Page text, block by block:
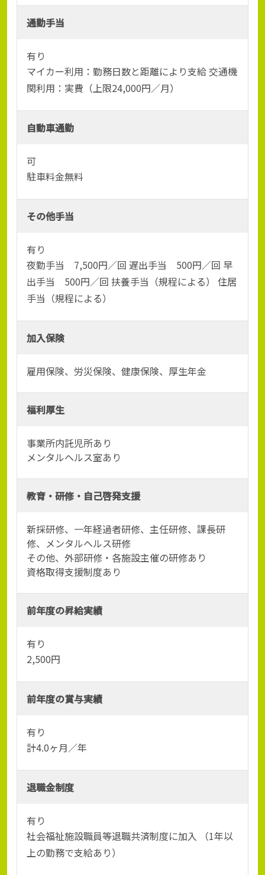
通勤手当
有り
マイカー利用：勤務日数と距離により支給 交通機
関利用：実費（上限24,000円／月）
自動車通勤
可
駐車料金無料
その他手当
有り
夜勤手当 7,500円／回 遅出手当 500円／回 早
出手当 500円／回 扶養手当（規程による） 住居
手当（規程による）
加入保険
雇用保険、労災保険、健康保険、厚生年金
福利厚生
事業所内託児所あり
メンタルヘルス室あり
教育・研修・自己啓発支援
新採研修、一年経過者研修、主任研修、課長研
修、メンタルヘルス研修
その他、外部研修・各施設主催の研修あり
資格取得支援制度あり
前年度の昇給実績
有り
2,500円
前年度の賞与実績
有り
計4.0ヶ月／年
退職金制度
有り
社会福祉施設職員等退職共済制度に加入 （1年以
上の勤務で支給あり）